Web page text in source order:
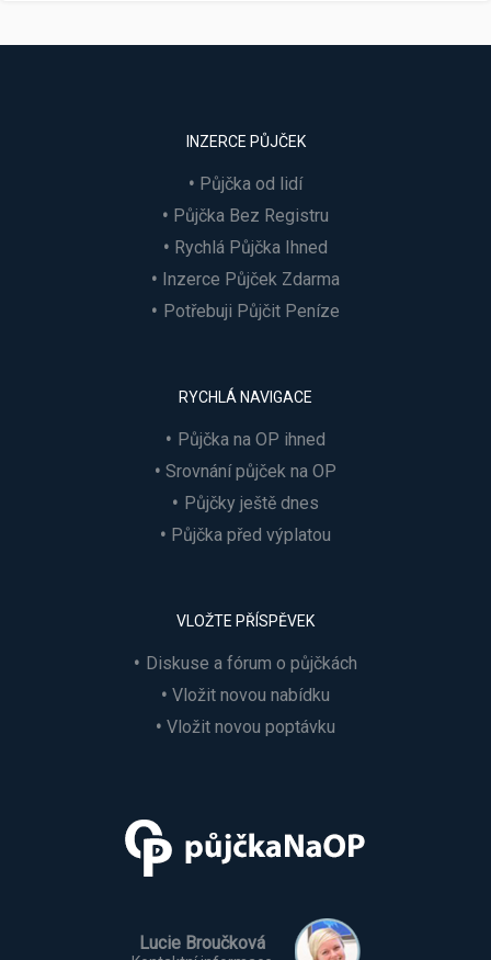
INZERCE PŮJČEK
Půjčka od lidí
Půjčka Bez Registru
Rychlá Půjčka Ihned
Inzerce Půjček Zdarma
Potřebuji Půjčit Peníze
RYCHLÁ NAVIGACE
Půjčka na OP ihned
Srovnání půjček na OP
Půjčky ještě dnes
Půjčka před výplatou
VLOŽTE PŘÍSPĚVEK
Diskuse a fórum o půjčkách
Vložit novou nabídku
Vložit novou poptávku
Lucie Broučková